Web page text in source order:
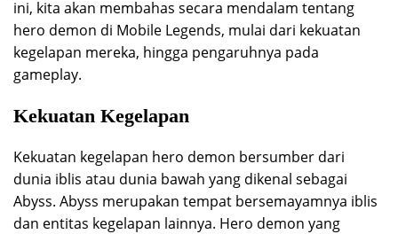
ini, kita akan membahas secara mendalam tentang
hero demon di Mobile Legends, mulai dari kekuatan
kegelapan mereka, hingga pengaruhnya pada
gameplay.
Kekuatan Kegelapan
Kekuatan kegelapan hero demon bersumber dari
dunia iblis atau dunia bawah yang dikenal sebagai
Abyss. Abyss merupakan tempat bersemayamnya iblis
dan entitas kegelapan lainnya. Hero demon yang